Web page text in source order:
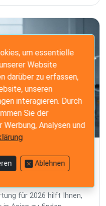
Den besten
für 2026 hilft Ihnen,
um essentielle
Website
darüber zu erfassen,
unseren
interagieren. Durch
Sie der
Analysen und
Ablehnen